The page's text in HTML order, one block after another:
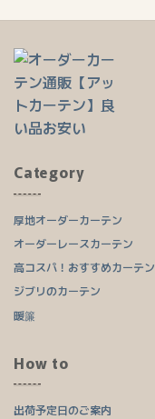
Category
厚地オーダーカーテン
オーダーレースカーテン
高コスパ！おすすめカーテン
ジブリのカーテン
暖簾
How to
出荷予定日のご案内